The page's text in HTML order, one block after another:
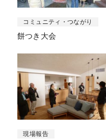
コミュニティ・つながり
餅つき大会
現場報告